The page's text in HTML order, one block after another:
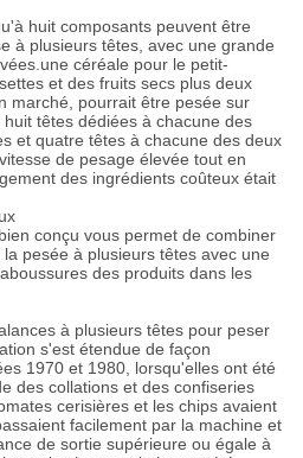
huit composants peuvent être
à plusieurs têtes, avec une grande
céréale pour le petit-
et des fruits secs plus deux
marché, pourrait être pesée sur
têtes dédiées à chacune des
et quatre têtes à chacune des deux
de pesage élevée tout en
des ingrédients coûteux était
conçu vous permet de combiner
pesée à plusieurs têtes avec une
des produits dans les
à plusieurs têtes pour peser
s'est étendue de façon
1970 et 1980, lorsqu'elles ont été
des collations et des confiseries
cerisières et les chips avaient
facilement par la machine et
de sortie supérieure ou égale à